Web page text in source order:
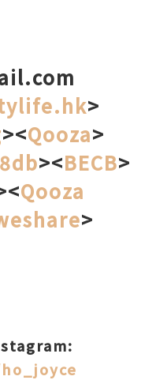
>
><Qooza>
><BECB>
Qooza
>